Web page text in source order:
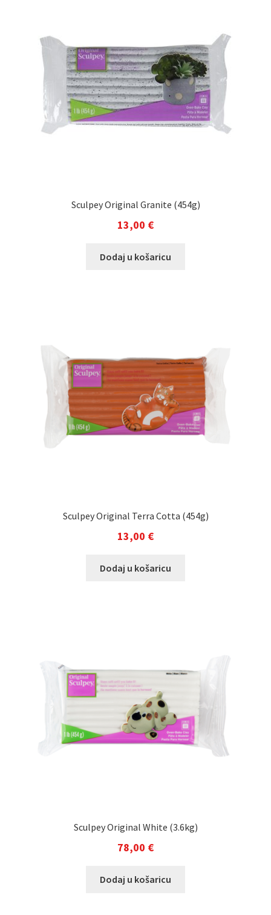
Sculpey Original Granite (454g)
13,00 €
Dodaj u košaricu
Sculpey Original Terra Cotta (454g)
13,00 €
Dodaj u košaricu
Sculpey Original White (3.6kg)
78,00 €
Dodaj u košaricu